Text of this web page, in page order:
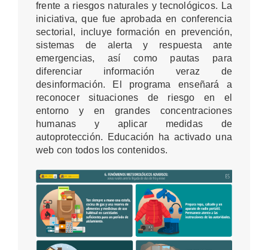
frente a riesgos naturales y tecnológicos. La
iniciativa, que fue aprobada en conferencia
sectorial, incluye formación en prevención,
sistemas de alerta y respuesta ante
emergencias, así como pautas para
diferenciar información veraz de
desinformación. El programa enseñará a
reconocer situaciones de riesgo en el
entorno y en grandes concentraciones
humanas y aplicar medidas de
autoprotección. Educación ha activado una
web con todos los contenidos.